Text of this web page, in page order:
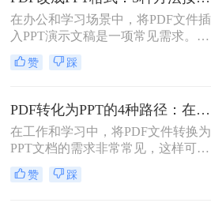
快速上手。
在办公和学习场景中，将PDF文件插
入PPT演示文稿是一项常见需求。无
论是展示报告、图表，还是分享文档
内容，合理选择插入方法能显著提升
改成PPT呢？以下是五种常用方法的
详细说明，帮助您根据需求高效完成
文档整合。
赞 踩
PDF转化为PPT的4种路径：在线、客户端、插件和手动各有什么区别！
在工作和学习中，将PDF文件转换为
PPT文档的需求非常常见，这样可以
方便地进行演示和分享。那么pdf如何
转化为ppt呢？本文将介绍四种常见的
赞 踩